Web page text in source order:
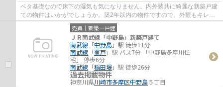
ベタ基礎なので床下の湿気も気になりません。内外装共に綺麗な新築戸建
ての物件はいかがでしょうか。築2年以内の物件ですので、外観もキレイ
です。駅まで徒歩11分と少し離れた物件です...
売買｜新築一戸建
ＪＲ南武線「中野島」新築戸建て
南武線 「中野島」駅 徒歩11分
南武線 「登戸」駅 バス7分 「中野島多摩川住
宅」 停歩6分
南武線 「稲田堤」駅 徒歩26分
過去掲載物件
神奈川県川崎市多摩区中野島５丁目